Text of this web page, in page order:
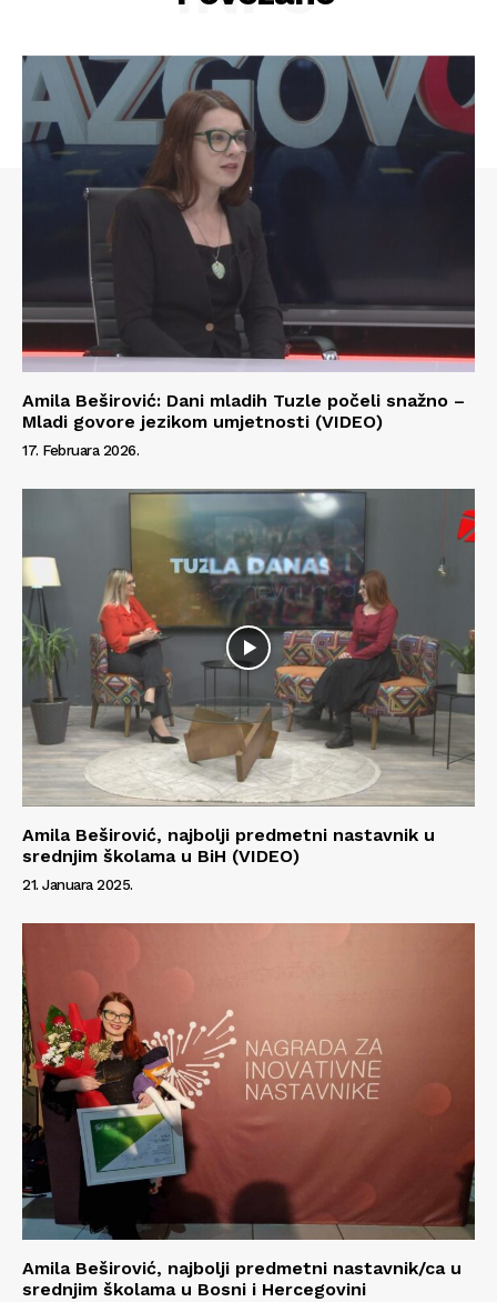
Info
Amila Beširović: Dani mladih Tuzle počeli snažno –
Mladi govore jezikom umjetnosti (VIDEO)
17. Februara 2026.
Amila Beširović, najbolji predmetni nastavnik u
srednjim školama u BiH (VIDEO)
21. Januara 2025.
Amila Beširović, najbolji predmetni nastavnik/ca u
srednjim školama u Bosni i Hercegovini